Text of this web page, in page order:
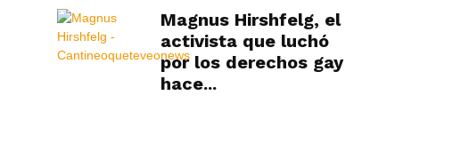
Magnus Hirshfelg, el
activista que luchó
por los derechos gay
hace...